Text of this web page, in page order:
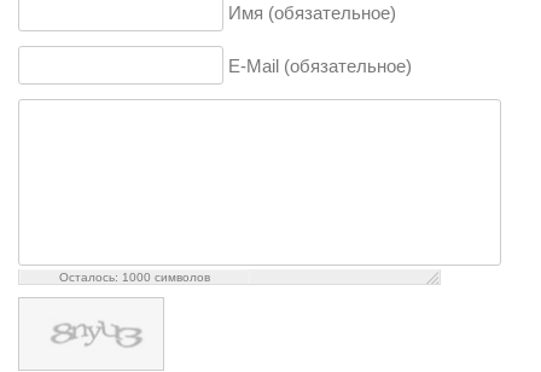
Имя (обязательное)
E-Mail (обязательное)
Осталось: 1000 символов